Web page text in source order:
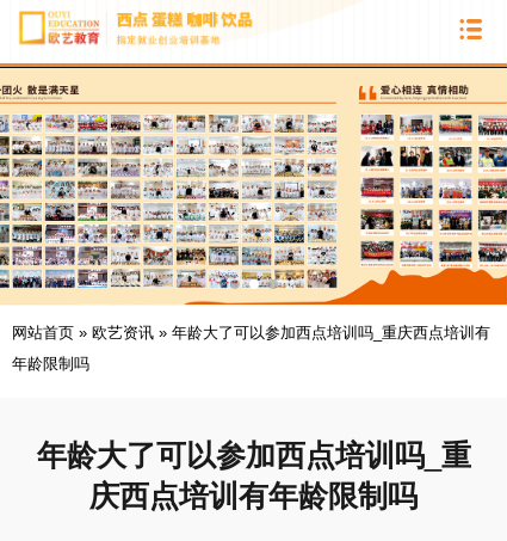
网站首页 » 欧艺资讯 » 年龄大了可以参加西点培训吗_重庆西点培训有
年龄限制吗
年龄大了可以参加西点培训吗_重
庆西点培训有年龄限制吗